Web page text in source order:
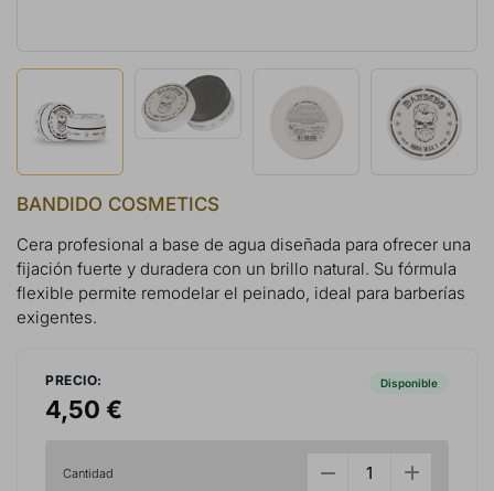
BANDIDO COSMETICS
Cera profesional a base de agua diseñada para ofrecer una
fijación fuerte y duradera con un brillo natural. Su fórmula
flexible permite remodelar el peinado, ideal para barberías
exigentes.
PRECIO:
4,50 €
Disponible
Cantidad